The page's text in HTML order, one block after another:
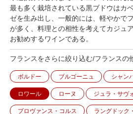
最も多く栽培されている黒ブドウはカ
ゼを生み出し、一般的には、軽やかで
が多く、料理との相性を考えてカジュ
お勧めするワインである。
フランスをさらに絞り込む/フランスの
ボルドー ブルゴーニュ シャン
ロワール ローヌ ジュラ・サヴ
プロヴァンス・コルス ラングドック